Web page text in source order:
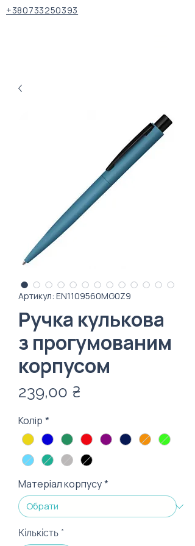
+380733250393
Артикул: EN1109560MG0Z9
Ручка кулькова
з прогумованим
корпусом
239,00 ₴
Колір *
Матеріал корпусу*
Кількість *